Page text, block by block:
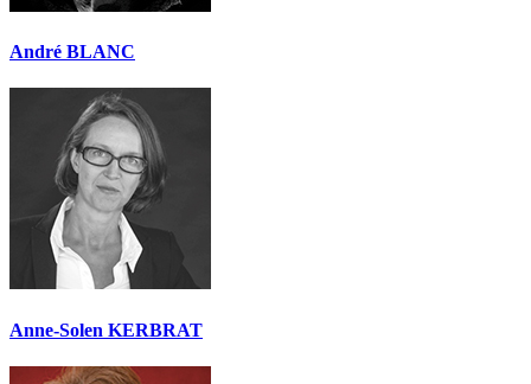
André BLANC
Anne-Solen KERBRAT